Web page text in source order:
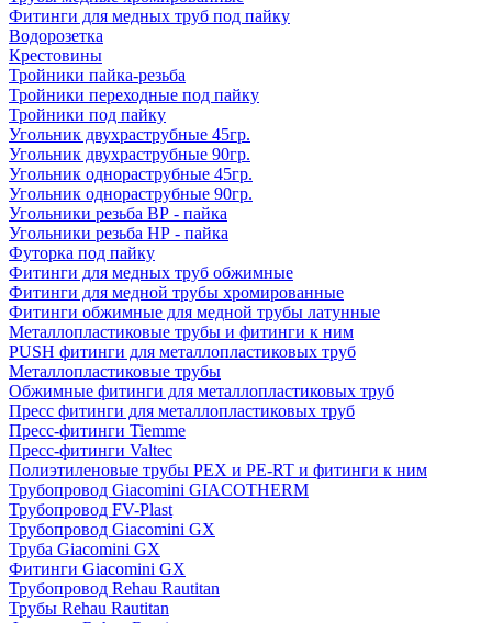
Фитинги для медных труб под пайку
Водорозетка
Крестовины
Тройники пайка-резьба
Тройники переходные под пайку
Тройники под пайку
Угольник двухраструбные 45гр.
Угольник двухраструбные 90гр.
Угольник однораструбные 45гр.
Угольник однораструбные 90гр.
Угольники резьба ВР - пайка
Угольники резьба НР - пайка
Футорка под пайку
Фитинги для медных труб обжимные
Фитинги для медной трубы хромированные
Фитинги обжимные для медной трубы латунные
Металлопластиковые трубы и фитинги к ним
PUSH фитинги для металлопластиковых труб
Металлопластиковые трубы
Обжимные фитинги для металлопластиковых труб
Пресс фитинги для металлопластиковых труб
Пресс-фитинги Tiemme
Пресс-фитинги Valtec
Полиэтиленовые трубы PEX и PE-RT и фитинги к ним
Трубопровод Giacomini GIACOTHERM
Трубопровод FV-Plast
Трубопровод Giacomini GX
Труба Giacomini GX
Фитинги Giacomini GX
Трубопровод Rehau Rautitan
Трубы Rehau Rautitan